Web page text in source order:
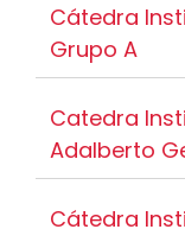
Cátedra
Grupo A
Catedra
Adalberto
Cátedra